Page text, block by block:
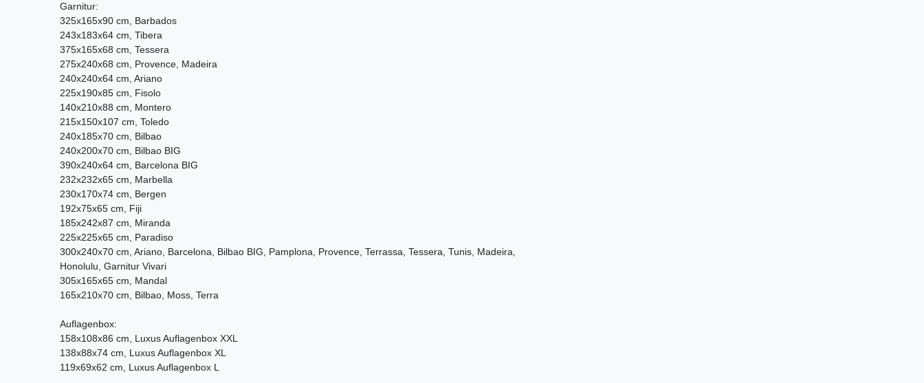
Garnitur:
325x165x90 cm, Barbados
243x183x64 cm, Tibera
375x165x68 cm, Tessera
275x240x68 cm, Provence, Madeira
240x240x64 cm, Ariano
225x190x85 cm, Fisolo
140x210x88 cm, Montero
215x150x107 cm, Toledo
240x185x70 cm, Bilbao
240x200x70 cm, Bilbao BIG
390x240x64 cm, Barcelona BIG
232x232x65 cm, Marbella
230x170x74 cm, Bergen
192x75x65 cm, Fiji
185x242x87 cm, Miranda
225x225x65 cm, Paradiso
300x240x70 cm, Ariano, Barcelona, Bilbao BIG, Pamplona, Provence, Terrassa, Tessera, Tunis, Madeira,
Honolulu, Garnitur Vivari
305x165x65 cm, Mandal
165x210x70 cm, Bilbao, Moss, Terra
Auflagenbox:
158x108x86 cm, Luxus Auflagenbox XXL
138x88x74 cm, Luxus Auflagenbox XL
119x69x62 cm, Luxus Auflagenbox L